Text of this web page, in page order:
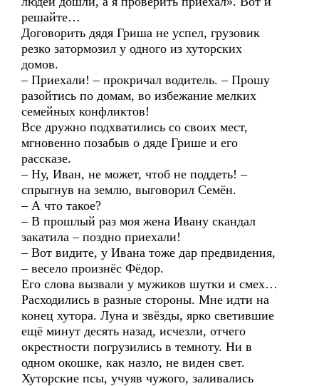
решайте…
Договорить дядя Гриша не успел, грузовик
резко затормозил у одного из хуторских
домов.
– Приехали! – прокричал водитель. – Прошу
разойтись по домам, во избежание мелких
семейных конфликтов!
Все дружно подхватились со своих мест,
мгновенно позабыв о дяде Грише и его
рассказе.
– Ну, Иван, не может, чтоб не поддеть! –
спрыгнув на землю, выговорил Семён.
– А что такое?
– В прошлый раз моя жена Ивану скандал
закатила – поздно приехали!
– Вот видите, у Ивана тоже дар предвидения,
– весело произнёс Фёдор.
Его слова вызвали у мужиков шутки и смех…
Расходились в разные стороны. Мне идти на
конец хутора. Луна и звёзды, ярко светившие
ещё минут десять назад, исчезли, отчего
окрестности погрузились в темноту. Ни в
одном окошке, как назло, не виден свет.
Хуторские псы, учуяв чужого, заливались